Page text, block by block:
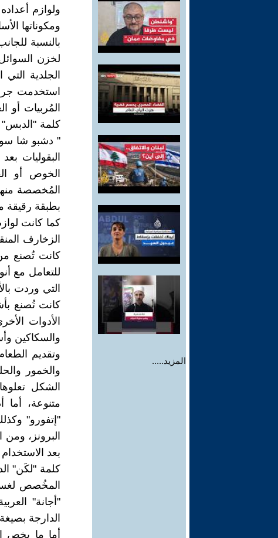
المزيد.....
ولوازم
ومكوناتها
بالنسبة
لخزن
الجلدية
استخدمت
المُربيات أو
كلمة "الدبس"
" دشبو شا
البقوليات
الخوص أو
المُخصصة
بطبقة رقيقة
كما كانت
الزخارف
كانت تُصنع
للتعامل مع
التي وردت
كانت تُصنع
الأدوات
والسكاكين
وتقديم
والخمور
الشكل
متنوعة، أما
"إتفورو"
البرونز،
بعد
كلمة "لكَن"
المخُصص
"أجانة"
الدارجة
أما ما يخص